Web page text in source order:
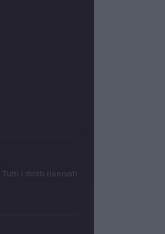
Tutti i diritti riservati